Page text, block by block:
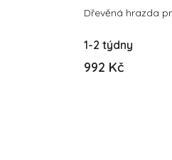
Dřevěná hrazda
1-2 týdny
992 Kč